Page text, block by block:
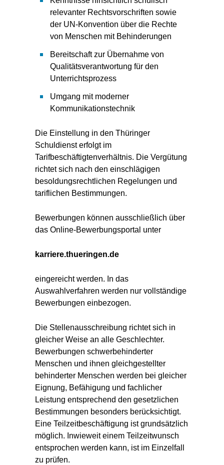
relevanter Rechtsvorschriften sowie
der UN-Konvention über die Rechte
von Menschen mit Behinderungen
Bereitschaft zur Übernahme von
Qualitätsverantwortung für den
Unterrichtsprozess
Umgang mit moderner
Kommunikationstechnik
Die Einstellung in den Thüringer
Schuldienst erfolgt im
Tarifbeschäftigtenverhältnis. Die Vergütung
richtet sich nach den einschlägigen
besoldungsrechtlichen Regelungen und
tariflichen Bestimmungen.
Bewerbungen können ausschließlich über
das Online-Bewerbungsportal unter
karriere.thueringen.de
eingereicht werden. In das
Auswahlverfahren werden nur vollständige
Bewerbungen einbezogen.
Die Stellenausschreibung richtet sich in
gleicher Weise an alle Geschlechter.
Bewerbungen schwerbehinderter
Menschen und ihnen gleichgestellter
behinderter Menschen werden bei gleicher
Eignung, Befähigung und fachlicher
Leistung entsprechend den gesetzlichen
Bestimmungen besonders berücksichtigt.
Eine Teilzeitbeschäftigung ist grundsätzlich
möglich. Inwieweit einem Teilzeitwunsch
entsprochen werden kann, ist im Einzelfall
zu prüfen.